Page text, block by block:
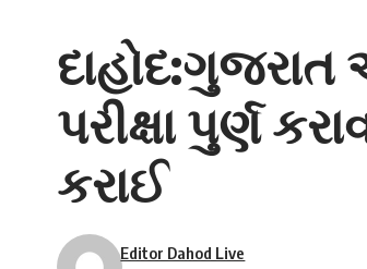
દાહોદ:ગુજરાત
પરીક્ષા પુર્ણ
કરાઈ
Editor Dahod Live